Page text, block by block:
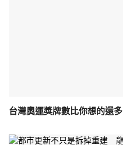
台灣奧運獎牌數比你想的還